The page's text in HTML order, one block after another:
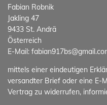
Fabian Robnik
Jakling 47
9433 St. Andrä
Österreich
E-Mail:
mittels einer eindeutigen
versandter Brief oder eine E-
Vertrag zu widerrufen,